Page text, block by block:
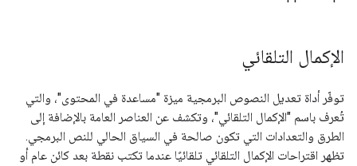
الإكمال التلقائي
توفّر أداة تعديل النصوص البرمجية ميزة "مساعدة في المحتوى"، والتي
تُعرف باسم "الإكمال التلقائي"، وتكشف عن العناصر العامة بالإضافة إلى
الطرق والتعدادات التي تكون صالحة في السياق الحالي للنص البرمجي.
تظهر اقتراحات الإكمال التلقائي تلقائيًا عندما تكتب نقطة بعد كائن عام أو